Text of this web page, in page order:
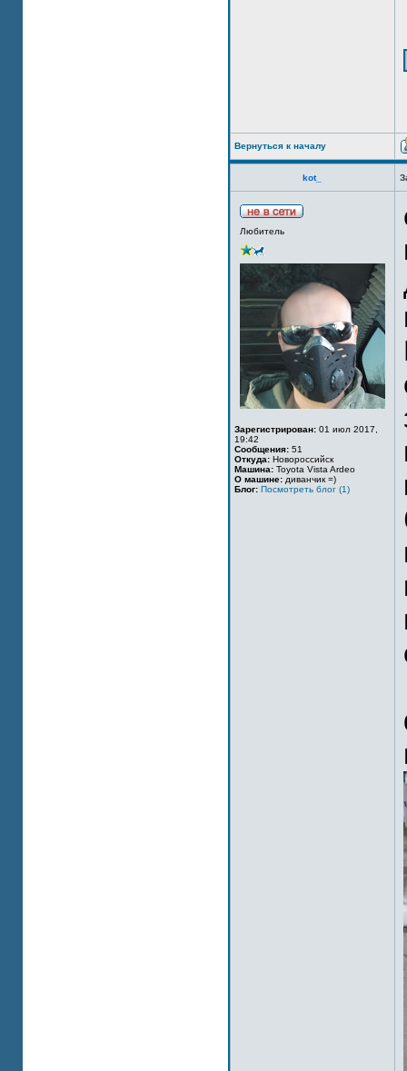
Вернуться к началу
kot_
Любитель
Зарегистрирован: 01 июл 2017,
19:42
Сообщения: 51
Откуда: Новороссийск
Машина: Toyota Vista Ardeo
О машине: диванчик =)
Блог: Посмотреть блог (1)